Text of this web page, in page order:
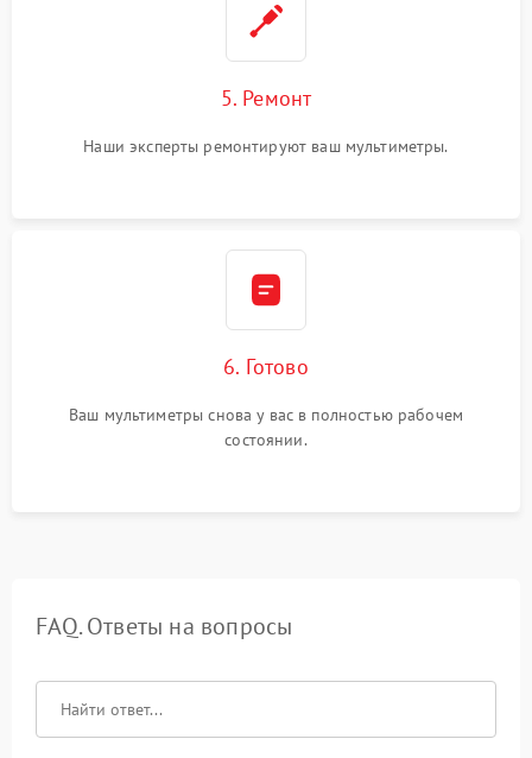
5. Ремонт
Наши эксперты ремонтируют ваш мультиметры.
6. Готово
Ваш мультиметры снова у вас в полностью рабочем
состоянии.
FAQ. Ответы на вопросы